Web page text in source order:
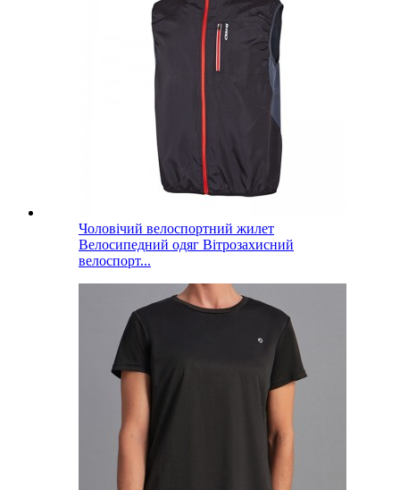
Чоловічий велоспортний жилет
Велосипедний одяг Вітрозахисний
велоспорт...